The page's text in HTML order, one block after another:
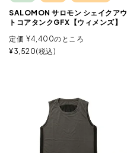
SALOMON サロモン シェイクアウ
トコアタンクGFX【ウィメンズ】
定価 ¥4,400のところ
¥3,520 税込